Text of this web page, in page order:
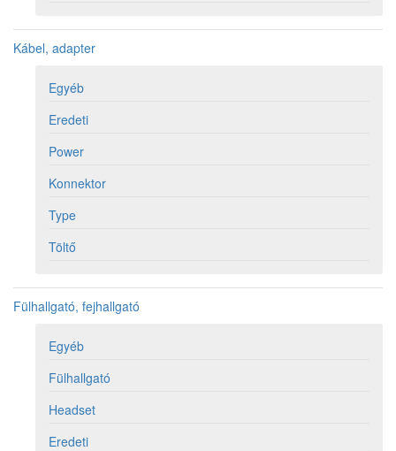
Kábel, adapter
Egyéb
Eredeti
Power
Konnektor
Type
Töltő
Fülhallgató, fejhallgató
Egyéb
Fülhallgató
Headset
Eredeti